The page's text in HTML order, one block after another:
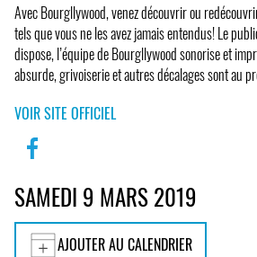
Avec Bourgllywood, venez découvrir ou
tels que vous ne les avez jamais entendus! Le
dispose, l’équipe de Bourgllywood sonorise et
absurde, grivoiserie et autres décalages sont au
VOIR SITE OFFICIEL
SAMEDI 9 MARS 2019
AJOUTER AU CALENDRIER